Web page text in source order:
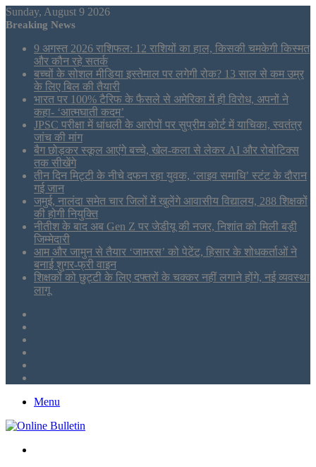
Sunday, August 9 2026
Breaking News
9 अगस्त 2026 राशिफल: 12 राशियों का हाल, किसकी चमकेगी किस्मत
और कौन रहे सतर्क
बच्चों के सोशल मीडिया इस्तेमाल पर लगेगी रोक? 13 साल से कम उम्र
के लिए बिल की तैयारी
भारत पर 100% टैरिफ के फैसले से अमेरिका में ही विरोध, अपनों ने
कहा- ‘आत्मघाती कदम’
JPSC परीक्षा में धांधली के आरोपों पर सुप्रीम कोर्ट में याचिका, स्वतंत्र
जांच की मांग
बैग छोड़कर स्कूल आएंगे बच्चे, खेल-कला से लेकर AI और रोबोटिक्स
तक सीखेंगे
तीन दिन मिट्टी के नीचे दफन रहा युवक, ‘लाइव समाधि’ स्टंट के दौरान
गई जान
जमुई, नालंदा समेत चार जिलों में खुलेंगे आवासीय विद्यालय, 288 शिक्षकों
की होगी नियुक्ति
नीतीश के बाद अब Gen Z पर जेडीयू की नजर, निशांत को मिली बड़ी
जिम्मेदारी
आम और जामुन से तैयार ‘जामरस’ को पेटेंट, हिसार के शोधकर्ताओं ने
बनाई शुगर-फ्री वाइन
शिक्षकों को छुट्टी के लिए दफ्तरों के चक्कर नहीं लगाने होंगे, नई व्यवस्था
लागू
Menu